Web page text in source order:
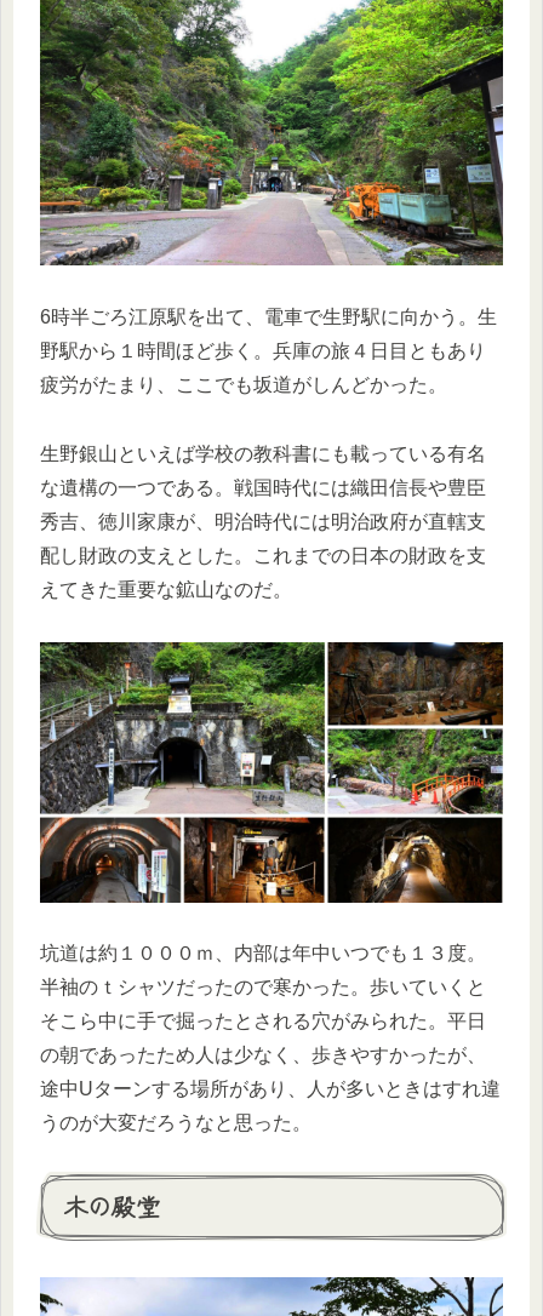
6時半ごろ江原駅を出て、電車で生野駅に向かう。生
野駅から１時間ほど歩く。兵庫の旅４日目ともあり
疲労がたまり、ここでも坂道がしんどかった。
生野銀山といえば学校の教科書にも載っている有名
な遺構の一つである。戦国時代には織田信長や豊臣
秀吉、徳川家康が、明治時代には明治政府が直轄支
配し財政の支えとした。これまでの日本の財政を支
えてきた重要な鉱山なのだ。
坑道は約１０００ｍ、内部は年中いつでも１３度。
半袖のｔシャツだったので寒かった。歩いていくと
そこら中に手で掘ったとされる穴がみられた。平日
の朝であったため人は少なく、歩きやすかったが、
途中Uターンする場所があり、人が多いときはすれ違
うのが大変だろうなと思った。
木の殿堂